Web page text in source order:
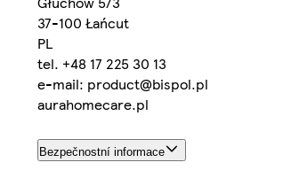
37-100 Łańcut
PL
tel. +48 17 225 30 13
e-mail: product@bispol.pl
aurahomecare.pl
Bezpečnostní informace